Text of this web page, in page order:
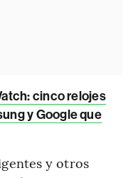
cinco relojes
y Google que
y otros